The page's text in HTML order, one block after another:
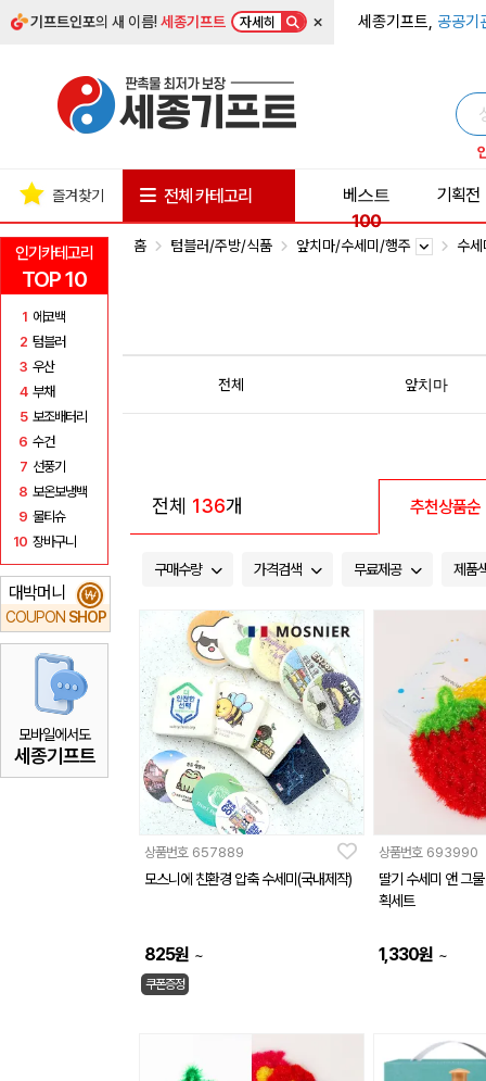
기프트인포의 새 이름!세종기프트 자세히 × 세종기프트, 공공기
인기카테고리
TOP 10
1 에코백
2 텀블러
3 우산
4 부채
5 보조배터리
6 수건
7 선풍기
8 보온보냉백
9 물티슈
10 장바구니
대박머니
COUPON SHOP
₩
모바일에서도
세종기프트
즐겨찾기 전체 카테고리
베스트
100
기획전
홈 텀블러/주방/식품 앞치마/수세미/행주 수
전체 앞치마
전체 136개 추천상품순
구매수량 가격검색 무료제공 제품
상품번호 657889
모스니에 친환경 압축 수세미(국내제작)
825원 ~
쿠폰증정
상품번호 693990
딸기 수세미 앤 그
획세트
1,330원 ~